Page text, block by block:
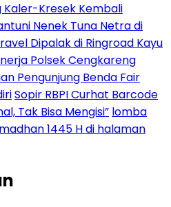
Kaler-Kresek Kembali
Nenek Tuna Netra di
Dipalak di Ringroad Kayu
Polsek Cengkareng
Pengunjung Benda Fair
Sopir RBPI Curhat Barcode
Tak Bisa Mengisi” lomba
1445 H di halaman